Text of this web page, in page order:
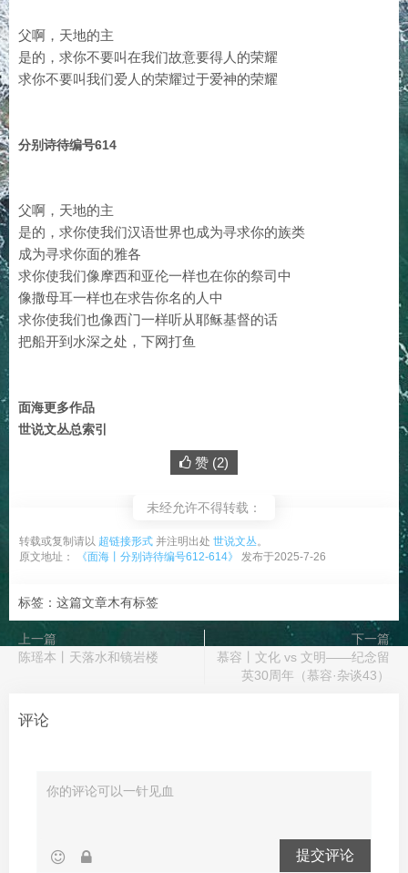
父啊，天地的主
是的，求你不要叫在我们故意要得人的荣耀
求你不要叫我们爱人的荣耀过于爱神的荣耀
分别诗待编号614
父啊，天地的主
是的，求你使我们汉语世界也成为寻求你的族类
成为寻求你面的雅各
求你使我们像摩西和亚伦一样也在你的祭司中
像撒母耳一样也在求告你名的人中
求你使我们也像西门一样听从耶稣基督的话
把船开到水深之处，下网打鱼
面海更多作品
世说文丛总索引
赞 (2)
未经允许不得转载：
转载或复制请以 超链接形式 并注明出处 世说文丛。
原文地址：
《面海丨分别诗待编号612-614》 发布于2025-7-26
标签：这篇文章木有标签
上一篇
陈瑶本丨天落水和镜岩楼
下一篇
慕容丨文化 vs 文明——纪念留
英30周年（慕容·杂谈43）
评论
提交评论